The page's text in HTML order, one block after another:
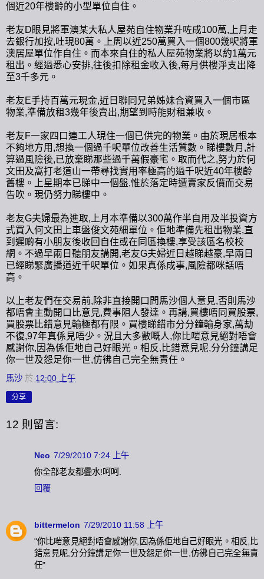
個近20年樓齡的小型單位自住。
老友D眼見將軍澳某大私人屋苑自住物業升咗成100萬,上月走
去銀行加按,吐現80萬。上周以近250萬買入一個800幾呎將軍
澳居屋單位作自住。而本來自住的私人屋苑物業將以約1萬元
租出。經過悉心安排,往後扣除租金收入後,每月供樓淨支出降
至3千多元。
老友E手持百萬元現金,近日聯同兄弟姊妹合資買入一個市區
物業,準備放租3幾年後賣出,期望到時能財租兼收。
老友F一家四口連工人現住一個已供完的物業。由於現居根本
不夠地方用,想換一個過千呎單位改善生活質數。睇樓數月,計
算過風險後,已放棄睇那些過千萬假豪宅。取而代之,努力於何
文田及窩打老道山一帶尋找實用率極高的過千呎近40年樓齡
舊樓。上星期本已睇中一個盤,惟於落定時遭賣家反價而交易
告吹。現仍努力睇樓中。
老友G夫婦最為進取,上月本準備以300萬作半自用及半投資方
式買入何文田上車盤俊文苑細單位。佢地準備先租出物業,直
到遲啲有小朋友後收回自住或在同區換樓,享受該區名校校
網。不過早兩日聽朋友講開,老友G夫婦近日越睇越豪,早兩日
已經睇緊廣播道近千呎單位。如果真係成事,風險都咪話唔
高。
以上老友們在交易前,除非直接開口問馬沙個人意見,否則馬沙
都唔會主動開口比意見,費事阻人發達。再講,買樓唔同買股票,
買股票比錯意見輸極都有限。買樓睇錯市分分鐘輸身家,萬劫
不復,97年真係見唔少。況且大多數嘅人,你比啱意見絕對唔會
感謝你,因為係佢地自己好眼光。相反,比錯意見呢,分分鐘講足
你一世及怨足你一世,仿彿自己完全無責任。
馬沙 於 12:00 上午
分享
12 則留言:
Neo 7/29/2010 7:24 上午
你全部老友都疊水!呵呵.
回覆
bittermelon 7/29/2010 11:58 上午
"你比啱意見絕對唔會感謝你,因為係佢地自己好眼光。相反,比
錯意見呢,分分鐘講足你一世及怨足你一世,仿彿自己完全無責
任"